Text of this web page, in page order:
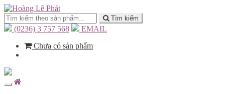
Tìm kiếm
(0236) 3 757 568
EMAIL
Chưa có sản phẩm